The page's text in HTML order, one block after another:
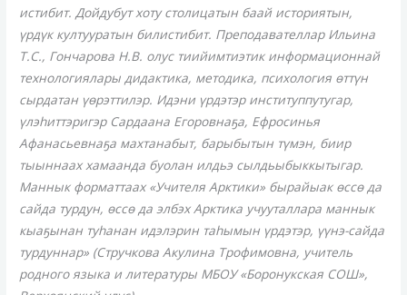
истибит. Дойдубут хоту столицатын баай историятын,
үрдүк култууратын билистибит. Преподавателлар Ильина
Т.С., Гончарова Н.В. олус тиийимтиэтик информационнай
технологиялары дидактика, методика, психология өттүн
сырдатан үөрэттилэр. Идэни үрдэтэр институппутугар,
үлэһиттэригэр Сардаана Егоровнаҕа, Ефросинья
Афанасьевнаҕа махтанабыт, барыбытын түмэн, биир
тыыннаах хамаанда буолан илдьэ сылдьыбыккытыгар.
Маннык форматтаах «Учителя Арктики» бырайыак өссө да
сайда турдун, өссө да элбэх Арктика учууталлара маннык
кыаҕынан туһанан идэлэрин таһымын үрдэтэр, үүнэ-сайда
турдуннар» (Стручкова Акулина Трофимовна, учитель
родного языка и литературы МБОУ «Боронукская СОШ»,